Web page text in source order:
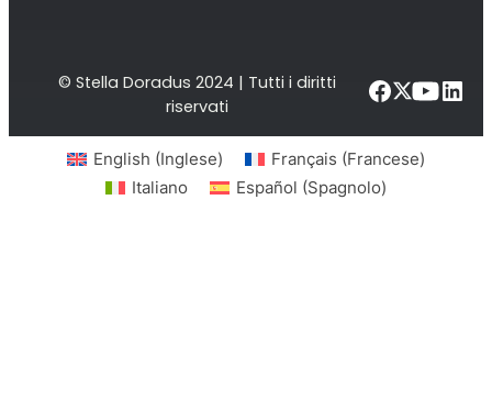
© Stella Doradus 2024 | Tutti i diritti
riservati
English (Inglese) Français (Francese)
Italiano
Español (Spagnolo)